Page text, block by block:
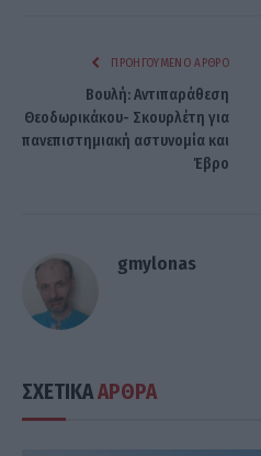
ΠΡΟΗΓΟΎΜΕΝΟ ΆΡΘΡΟ
Βουλή: Αντιπαράθεση
Θεοδωρικάκου- Σκουρλέτη για
πανεπιστημιακή αστυνομία και
Έβρο
gmylonas
ΣΧΕΤΙΚΑΑΡΘΡΑ